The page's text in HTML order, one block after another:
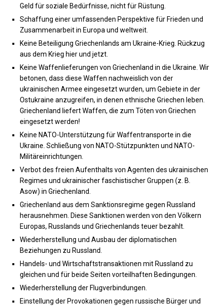
Geld für soziale Bedürfnisse, nicht für Rüstung.
Schaffung einer umfassenden Perspektive für Frieden und
Zusammenarbeit in Europa und weltweit.
Keine Beteiligung Griechenlands am Ukraine-Krieg. Rückzug
aus dem Krieg hier und jetzt.
Keine Waffenlieferungen von Griechenland in die Ukraine. Wir
betonen, dass diese Waffen nachweislich von der
ukrainischen Armee eingesetzt wurden, um Gebiete in der
Ostukraine anzugreifen, in denen ethnische Griechen leben.
Griechenland liefert Waffen, die zum Töten von Griechen
eingesetzt werden!
Keine NATO-Unterstützung für Waffentransporte in die
Ukraine. Schließung von NATO-Stützpunkten und NATO-
Militäreinrichtungen.
Verbot des freien Aufenthalts von Agenten des ukrainischen
Regimes und ukrainischer faschistischer Gruppen (z. B.
Asow) in Griechenland.
Griechenland aus dem Sanktionsregime gegen Russland
herausnehmen. Diese Sanktionen werden von den Völkern
Europas, Russlands und Griechenlands teuer bezahlt.
Wiederherstellung und Ausbau der diplomatischen
Beziehungen zu Russland.
Handels- und Wirtschaftstransaktionen mit Russland zu
gleichen und für beide Seiten vorteilhaften Bedingungen.
Wiederherstellung der Flugverbindungen.
Einstellung der Provokationen gegen russische Bürger und